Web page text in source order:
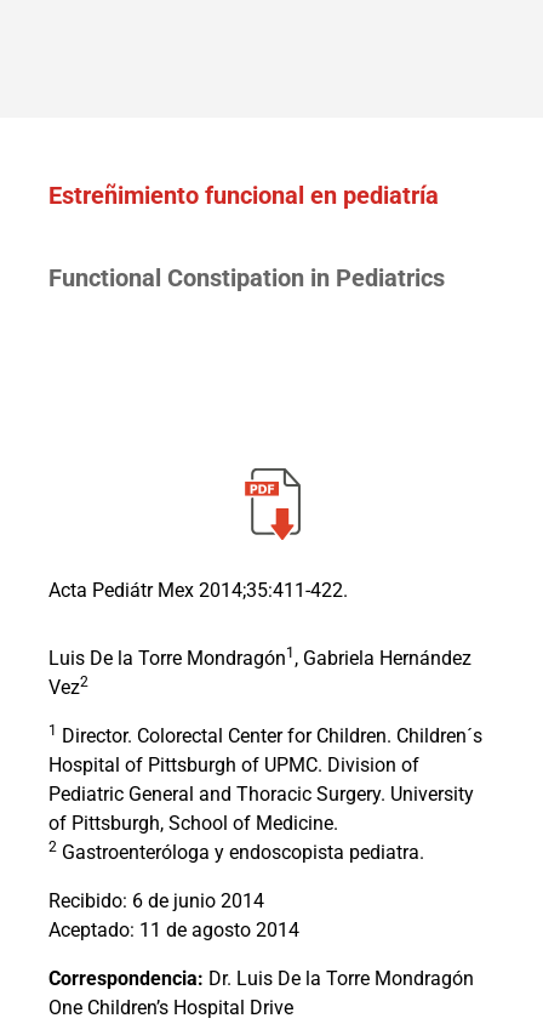
Estreñimiento funcional en pediatría
Functional Constipation in Pediatrics
Acta Pediátr Mex 2014;35:411-422.
Luis De la Torre Mondragón1 , Gabriela Hernández
Vez2
1
Director. Colorectal Center for Children. Children´s
Hospital of Pittsburgh of UPMC. Division of
Pediatric General and Thoracic Surgery. University
of Pittsburgh, School of Medicine.
2 Gastroenteróloga y endoscopista pediatra.
Recibido: 6 de junio 2014
Aceptado: 11 de agosto 2014
Correspondencia: Dr. Luis De la Torre Mondragón
One Children’s Hospital Drive